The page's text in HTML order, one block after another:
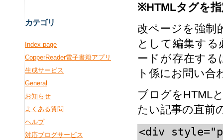
※HTMLタグを
改ページを強制
として編集す
ードが存在す
ト係にお問い合
ブログをHTML
たい記事の直前
<div
カテゴリ
Index page
CopperReader電子書籍アプリ
生成サービス
General
お知らせ
よくある質問
ヘルプ
対応ブログサービス